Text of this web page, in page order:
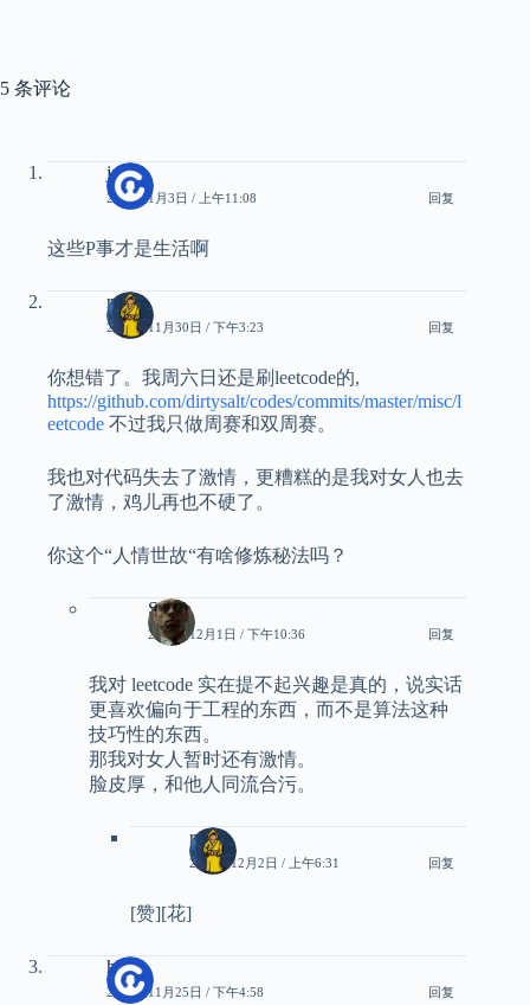
5 条评论
jam
2025年1月3日 / 上午11:08 回复
这些P事才是生活啊
ryan
2024年11月30日 / 下午3:23 回复
你想错了。我周六日还是刷leetcode的,
https://github.com/dirtysalt/codes/commits/master/misc/l
eetcode 不过我只做周赛和双周赛。
我也对代码失去了激情，更糟糕的是我对女人也去
了激情，鸡儿再也不硬了。
你这个“人情世故“有啥修炼秘法吗？
Smith
2024年12月1日 / 下午10:36 回复
我对 leetcode 实在提不起兴趣是真的，说实话
更喜欢偏向于工程的东西，而不是算法这种
技巧性的东西。
那我对女人暂时还有激情。
脸皮厚，和他人同流合污。
ryan
2024年12月2日 / 上午6:31 回复
[赞][花]
hh
2024年11月25日 / 下午4:58 回复